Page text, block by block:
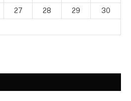
27 28 29
30